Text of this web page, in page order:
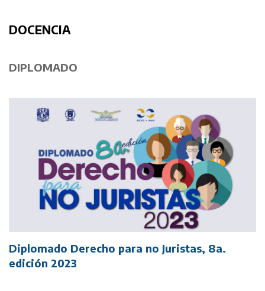
DOCENCIA
DIPLOMADO
Diplomado Derecho para no Juristas, 8a.
edición 2023